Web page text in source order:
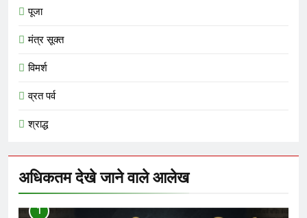
पूजा
मंत्र सूक्त
विमर्श
व्रत पर्व
श्राद्ध
अधिकतम देखे जाने वाले आलेख
1